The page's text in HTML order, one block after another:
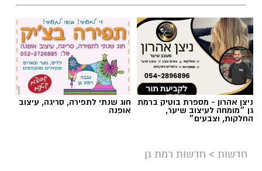
כל מה שקרה ברמת גן ב-24 שעות - ריכוז
האירועים:
לילה לוהט ברמת גן: הצתות במספר מוקדים בעיר
חדשות> חדשות רמת גן
האב השכול איציק בונצל במתקפה
חריפה על יואב סגלוביץ': "חצה קו
אדום. כנראה שלא למדנו כלום"
על רקע פרישתו של יואב סגלוביץ' מיש עתיד
והדיווחים על מגעים בינו לבין רע"ם, פרסם איציק
בונצל, אביו של סמ"ר עמית בונצל ז"ל שנפל
בקרבות בעזה, סרטון חריף נגד המהלך. בונצל
פוליטית
קרא עוד